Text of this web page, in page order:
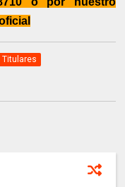
Titulares